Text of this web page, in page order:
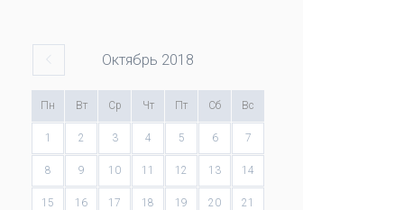
Октябрь 2018
Пн Вт Ср Чт Пт Сб Вс
1 2 3 4 5 6 7
8 9 10 11 12 13 14
15 16 17 18 19 20 21